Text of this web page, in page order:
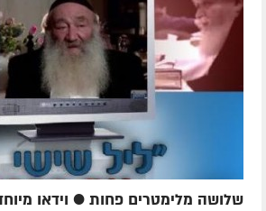
שלושה מלימטרים פחות ● וידאו